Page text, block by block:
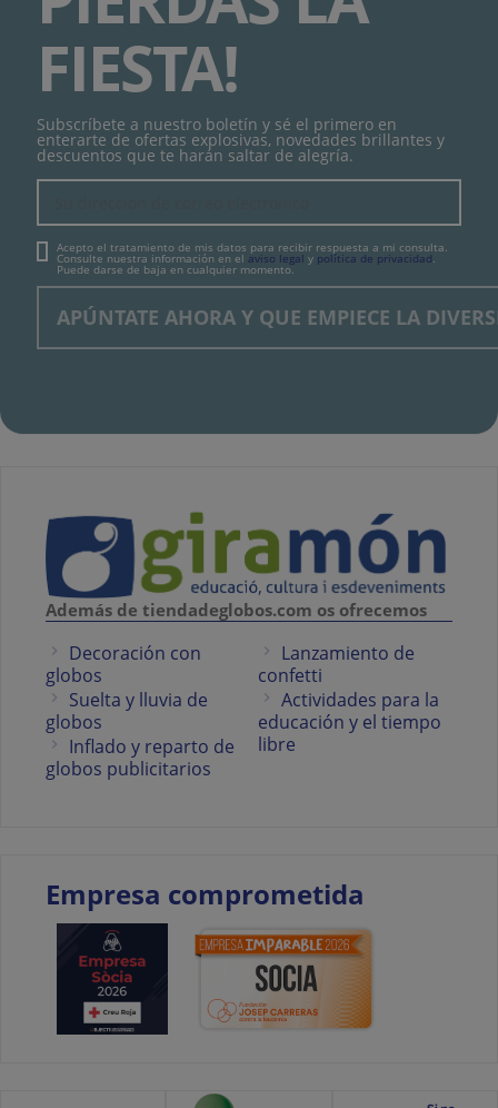
FIESTA!
Subscríbete a nuestro boletín y sé el primero en
enterarte de ofertas explosivas, novedades brillantes y
descuentos que te harán saltar de alegría.
Acepto el tratamiento de mis datos para recibir respuesta a mi consulta.
Consulte nuestra información en el aviso legal y política de privacidad.
Puede darse de baja en cualquier momento.
Además de tiendadeglobos.com os ofrecemos
Decoración con
globos
Suelta y lluvia de
globos
Inflado y reparto de
globos publicitarios
Lanzamiento de
confetti
Actividades para la
educación y el tiempo
libre
Empresa comprometida